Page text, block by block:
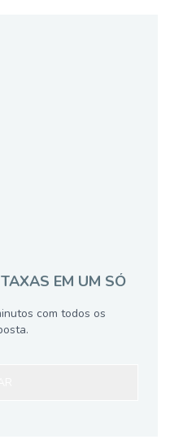
EM UM SÓ
com todos os